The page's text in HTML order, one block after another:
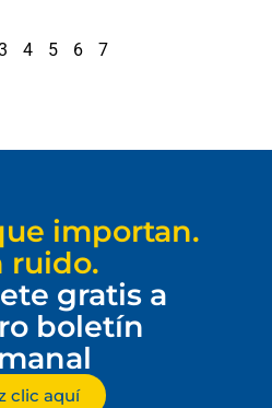
4 5 6 7
importan.
ruido.
gratis a
boletín
clic aquí